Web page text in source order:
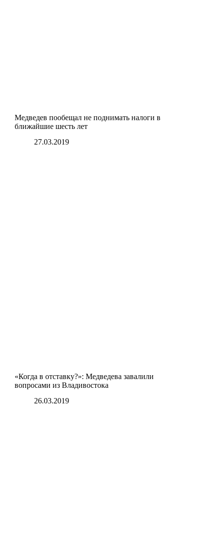
Медведев пообещал не поднимать налоги в
ближайшие шесть лет
27.03.2019
«Когда в отставку?»: Медведева завалили
вопросами из Владивостока
26.03.2019